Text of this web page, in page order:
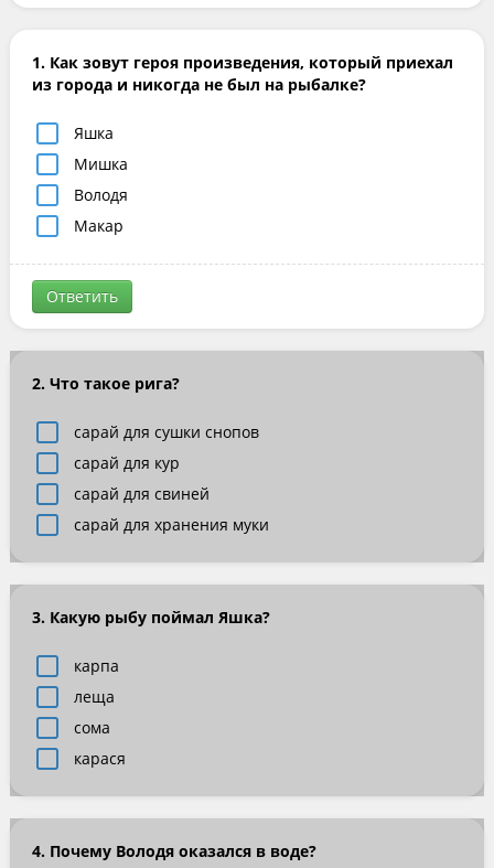
1. Как зовут героя произведения, который приехал
из города и никогда не был на рыбалке?
Яшка
Мишка
Володя
Макар
Ответить
2. Что такое рига?
сарай для сушки снопов
сарай для кур
сарай для свиней
сарай для хранения муки
3. Какую рыбу поймал Яшка?
карпа
леща
сома
карася
4. Почему Володя оказался в воде?